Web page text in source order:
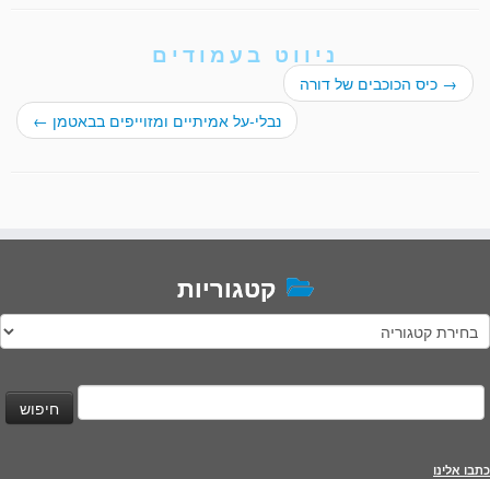
ניווט בעמודים
→ כיס הכוכבים של דורה
נבלי-על אמיתיים ומזוייפים בבאטמן ←
קטגוריות
קטגוריות
חיפוש:
כתבו אלינו